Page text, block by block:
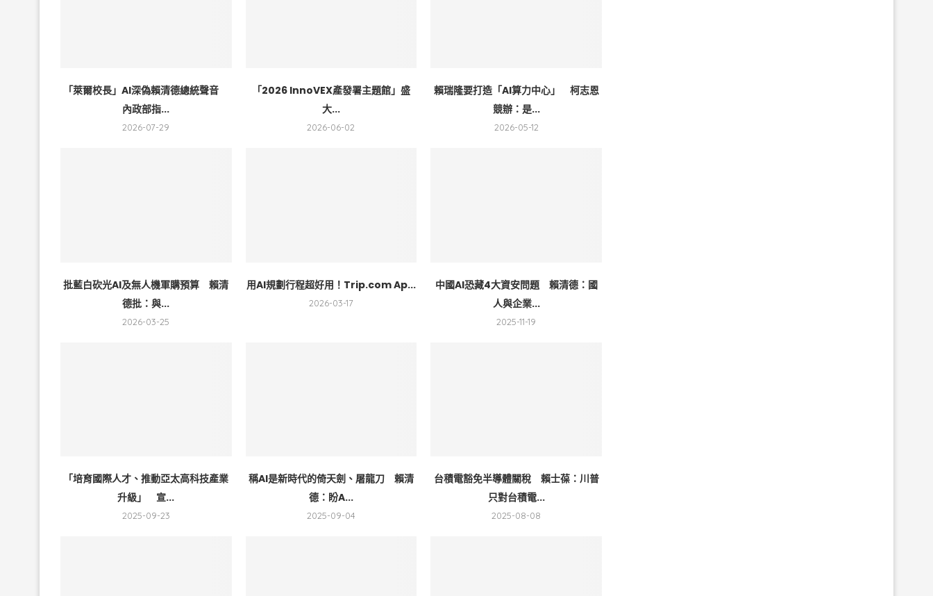
「萊爾校長」AI深偽賴清德總統聲音
內政部指...
2026-07-29
「2026 InnoVEX產發署主題館」盛
大...
2026-06-02
賴瑞隆要打造「AI算力中心」 柯志恩
競辦：是...
2026-05-12
批藍白砍光AI及無人機軍購預算 賴清
德批：與...
2026-03-25
用AI規劃行程超好用！Trip.com Ap...
2026-03-17
中國AI恐藏4大資安問題 賴清德：國
人與企業...
2025-11-19
「培育國際人才、推動亞太高科技產業
升級」 宣...
2025-09-23
稱AI是新時代的倚天劍、屠龍刀 賴清
德：盼A...
2025-09-04
台積電豁免半導體關稅 賴士葆：川普
只對台積電...
2025-08-08